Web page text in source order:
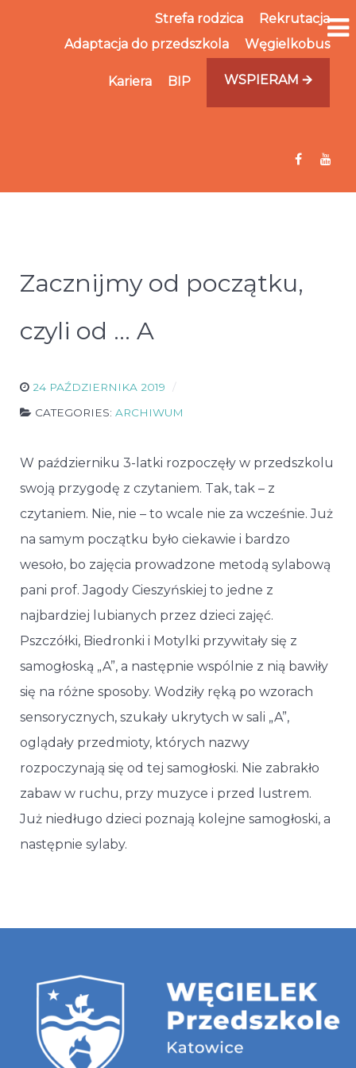
Strefa rodzica
Rekrutacja
Adaptacja do przedszkola
Węgielkobus
Kariera BIP WSPIERAM 🡪
Zacznijmy od początku,
czyli od … A
24 PAŹDZIERNIKA 2019
CATEGORIES: ARCHIWUM
W październiku 3-latki rozpoczęły w przedszkolu
swoją przygodę z czytaniem. Tak, tak – z
czytaniem. Nie, nie – to wcale nie za wcześnie. Już
na samym początku było ciekawie i bardzo
wesoło, bo zajęcia prowadzone metodą sylabową
pani prof. Jagody Cieszyńskiej to jedne z
najbardziej lubianych przez dzieci zajęć.
Pszczółki, Biedronki i Motylki przywitały się z
samogłoską „A”, a następnie wspólnie z nią bawiły
się na różne sposoby. Wodziły ręką po wzorach
sensorycznych, szukały ukrytych w sali „A”,
oglądały przedmioty, których nazwy
rozpoczynają się od tej samogłoski. Nie zabrakło
zabaw w ruchu, przy muzyce i przed lustrem.
Już niedługo dzieci poznają kolejne samogłoski, a
następnie sylaby.